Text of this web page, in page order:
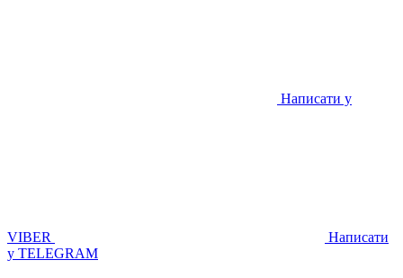
Написати у
VIBER
Написати
у TELEGRAM